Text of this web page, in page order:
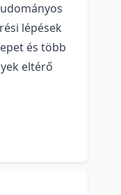
lépések
és több
eltérő